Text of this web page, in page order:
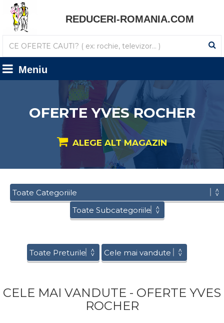
REDUCERI-ROMANIA.COM
Meniu
OFERTE YVES ROCHER
ALEGE ALT MAGAZIN
CELE MAI VANDUTE - OFERTE YVES
ROCHER